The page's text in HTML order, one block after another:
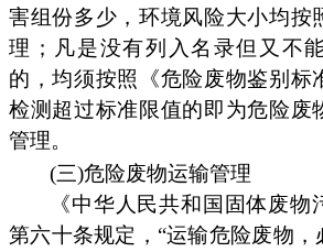
害组份多少，环境风险大小均按
理；凡是没有列入名录但又不
的，均须按照《危险废物鉴别标
检测超过标准限值的即为危险废
管理。
(三)危险废物运输管理
《中华人民共和国固体废物
第六十条规定，“运输危险废物